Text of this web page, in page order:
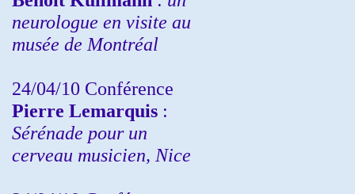
neurologue en visite au
musée de Montréal
24/04/10 Conférence
Pierre Lemarquis :
Sérénade pour un
cerveau musicien, Nice